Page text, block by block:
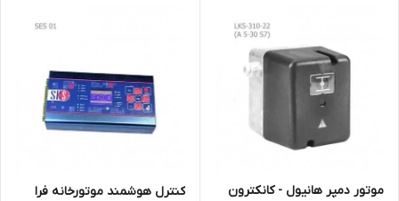
موتور دمپر هانیول - کانکترون
کنترل هوشمند موتورخانه فرا